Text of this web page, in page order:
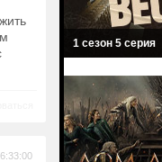
1 сезон 5 серия